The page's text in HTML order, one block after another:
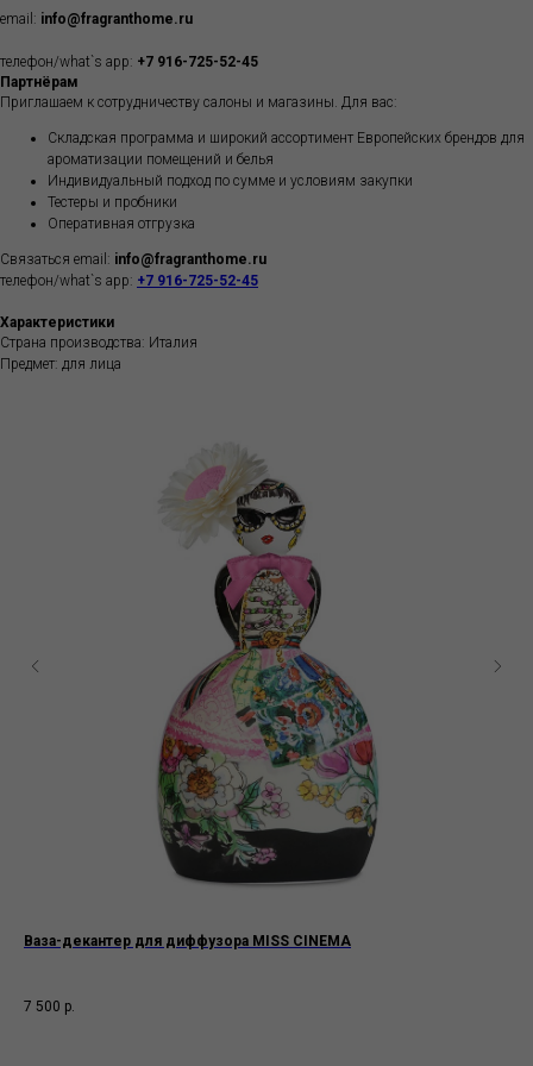
email: info@fragranthome.ru
телефон/what`s app: +7 916-725-52-45
Партнёрам
Приглашаем к сотрудничеству салоны и магазины. Для вас:
Складская программа и широкий ассортимент Европейских брендов для
ароматизации помещений и белья
Индивидуальный подход по сумме и условиям закупки
Тестеры и пробники
Оперативная отгрузка
Связаться email: info@fragranthome.ru
телефон/what`s app: +7 916-725-52-45
Характеристики
Страна производства: Италия
Предмет: для лица
Ваза-декантер для диффузора MISS CINEMA
7 500 р.